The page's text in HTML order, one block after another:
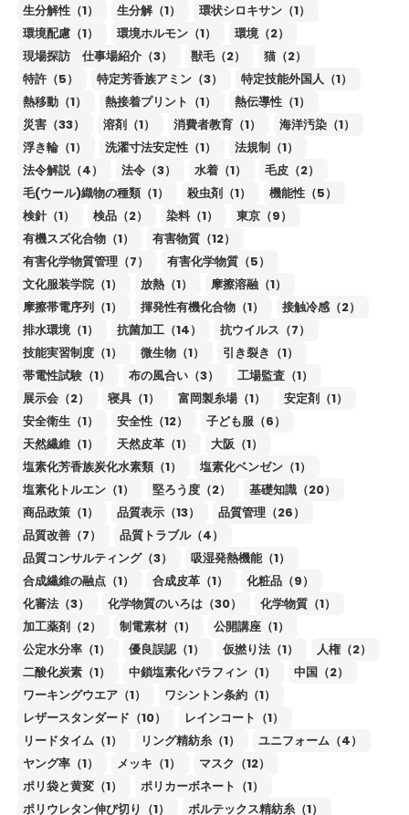
生分解性（1）
生分解（1）
環状シロキサン（1）
環境配慮（1）
環境ホルモン（1）
環境（2）
現場探訪 仕事場紹介（3）
獣毛（2）
猫（2）
特許（5）
特定芳香族アミン（3）
特定技能外国人（1）
熱移動（1）
熱接着プリント（1）
熱伝導性（1）
災害（33）
溶剤（1） 消費者教育（1）
海洋汚染（1）
浮き輪（1）
洗濯寸法安定性（1）
法規制（1）
法令解説（4）
法令（3） 水着（1）
毛皮（2）
毛(ウール)織物の種類（1）
殺虫剤（1）
機能性（5）
検針（1）
検品（2） 染料（1）
東京（9）
有機スズ化合物（1）
有害物質（12）
有害化学物質管理（7）
有害化学物質（5）
文化服装学院（1）
放熱（1）
摩擦溶融（1）
摩擦帯電序列（1）
揮発性有機化合物（1）
接触冷感（2）
排水環境（1）
抗菌加工（14）
抗ウイルス（7）
技能実習制度（1）
微生物（1）
引き裂き（1）
帯電性試験（1）
布の風合い（3）
工場監査（1）
展示会（2）
寝具（1） 富岡製糸場（1）
安定剤（1）
安全衛生（1）
安全性（12）
子ども服（6）
天然繊維（1）
天然皮革（1）
大阪（1）
塩素化芳香族炭化水素類（1）
塩素化ベンゼン（1）
塩素化トルエン（1）
堅ろう度（2）
基礎知識（20）
商品政策（1）
品質表示（13）
品質管理（26）
品質改善（7）
品質トラブル（4）
品質コンサルティング（3）
吸湿発熱機能（1）
合成繊維の融点（1）
合成皮革（1）
化粧品（9）
化審法（3）
化学物質のいろは（30）
化学物質（1）
加工薬剤（2）
制電素材（1）
公開講座（1）
公定水分率（1）
優良誤認（1） 仮撚り法（1）
人権（2）
二酸化炭素（1）
中鎖塩素化パラフィン（1）
中国（2）
ワーキングウエア（1）
ワシントン条約（1）
レザースタンダード（10）
レインコート（1）
リードタイム（1）
リング精紡糸（1）
ユニフォーム（4）
ヤング率（1）
メッキ（1）
マスク（12）
ポリ袋と黄変（1）
ポリカーボネート（1）
ポリウレタン伸び切り（1）
ボルテックス精紡糸（1）